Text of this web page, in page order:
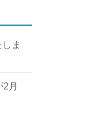
ま
月